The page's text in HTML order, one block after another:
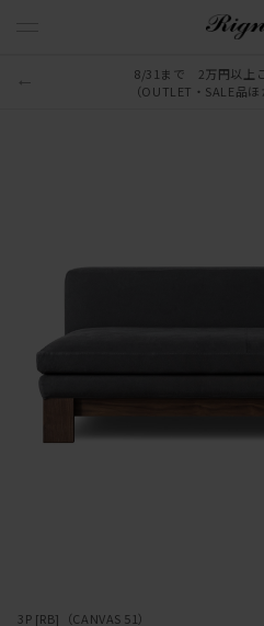
LINE新規追加でクー
3P [RB]（CANVAS 51）